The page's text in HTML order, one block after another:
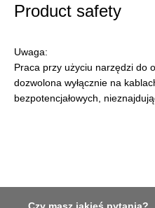
Product safety
Uwaga:
Praca przy użyciu narzędzi do
dozwolona wyłącznie na
bezpotencjałowych,